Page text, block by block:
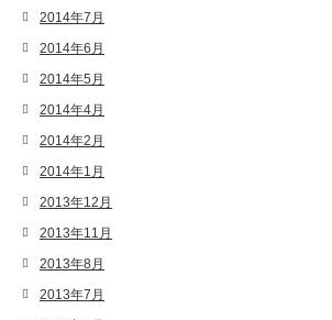
2014年7月
2014年6月
2014年5月
2014年4月
2014年2月
2014年1月
2013年12月
2013年11月
2013年8月
2013年7月